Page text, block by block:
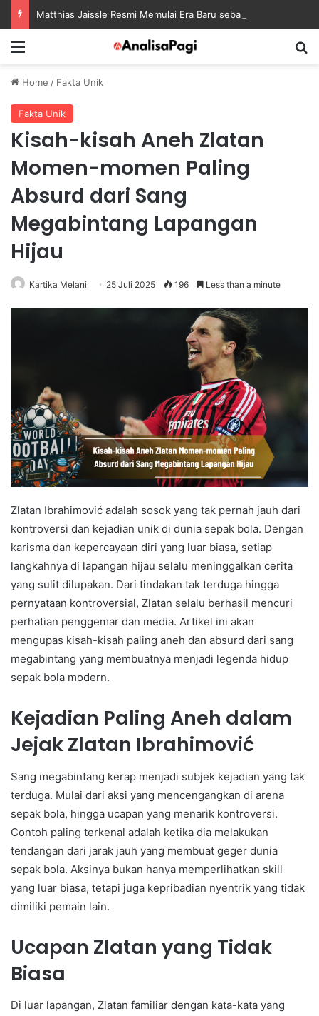
Home / Fakta Unik
Fakta Unik
Kisah-kisah Aneh Zlatan
Momen-momen Paling
Absurd dari Sang
Megabintang Lapangan
Hijau
Kartika Melani 25 Juli 2025 196 Less than a minute
Zlatan Ibrahimović adalah sosok yang tak pernah jauh dari
kontroversi dan kejadian unik di dunia sepak bola. Dengan
karisma dan kepercayaan diri yang luar biasa, setiap
langkahnya di lapangan hijau selalu meninggalkan cerita
yang sulit dilupakan. Dari tindakan tak terduga hingga
pernyataan kontroversial, Zlatan selalu berhasil mencuri
perhatian penggemar dan media. Artikel ini akan
mengupas kisah-kisah paling aneh dan absurd dari sang
megabintang yang membuatnya menjadi legenda hidup
sepak bola modern.
Kejadian Paling Aneh dalam
Jejak Zlatan Ibrahimović
Sang megabintang kerap menjadi subjek kejadian yang tak
terduga. Mulai dari aksi yang mencengangkan di arena
sepak bola, hingga ucapan yang menarik kontroversi.
Contoh paling terkenal adalah ketika dia melakukan
tendangan dari jarak jauh yang membuat geger dunia
sepak bola. Aksinya bukan hanya memperlihatkan skill
yang luar biasa, tetapi juga kepribadian nyentrik yang tidak
dimiliki pemain lain.
Ucapan Zlatan yang Tidak
Biasa
Di luar lapangan, Zlatan familiar dengan kata-kata yang